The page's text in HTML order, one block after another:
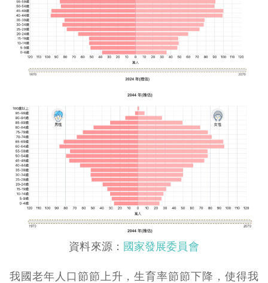
資料來源： 國家發展委員會
我國老年人口節節上升，生育率節節下降，使得我